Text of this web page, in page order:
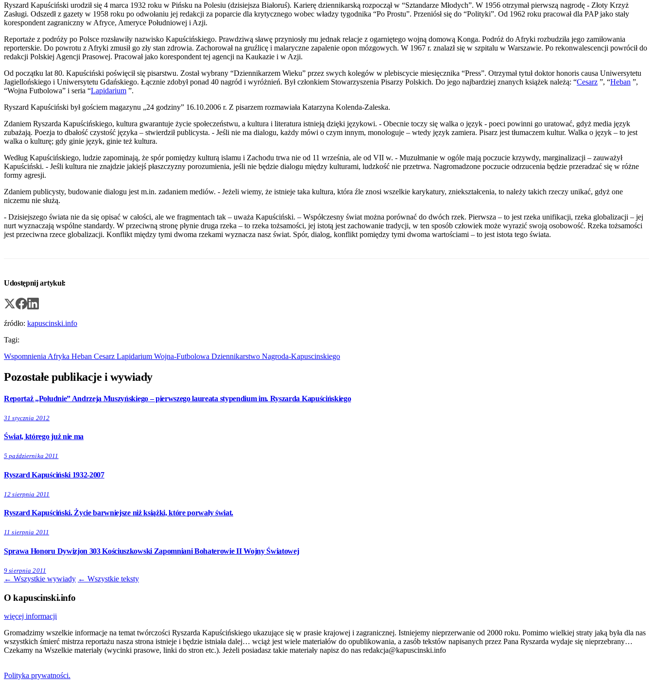
Ryszard Kapuściński urodził się 4 marca 1932 roku w Pińsku na Polesiu (dzisiejsza Białoruś). Karierę dziennikarską rozpoczął w “Sztandarze Młodych”. W 1956 otrzymał pierwszą nagrodę - Złoty Krzyż
Zasługi. Odszedł z gazety w 1958 roku po odwołaniu jej redakcji za poparcie dla krytycznego wobec władzy tygodnika “Po Prostu”. Przeniósł się do “Polityki”. Od 1962 roku pracował dla PAP jako stały
korespondent zagraniczny w Afryce, Ameryce Południowej i Azji.
Reportaże z podróży po Polsce rozsławiły nazwisko Kapuścińskiego. Prawdziwą sławę przyniosły mu jednak relacje z ogarniętego wojną domową Konga. Podróż do Afryki rozbudziła jego zamiłowania
reporterskie. Do powrotu z Afryki zmusił go zły stan zdrowia. Zachorował na gruźlicę i malaryczne zapalenie opon mózgowych. W 1967 r. znalazł się w szpitalu w Warszawie. Po rekonwalescencji powrócił do
redakcji Polskiej Agencji Prasowej. Pracował jako korespondent tej agencji na Kaukazie i w Azji.
Od początku lat 80. Kapuściński poświęcił się pisarstwu. Został wybrany “Dziennikarzem Wieku” przez swych kolegów w plebiscycie miesięcznika “Press”. Otrzymał tytuł doktor honoris causa Uniwersytetu
Jagiellońskiego i Uniwersytetu Gdańskiego. Łącznie zdobył ponad 40 nagród i wyróżnień. Był członkiem Stowarzyszenia Pisarzy Polskich. Do jego najbardziej znanych książek należą: “Cesarz ”, “Heban ”,
“Wojna Futbolowa” i seria “Lapidarium ”.
Ryszard Kapuściński był gościem magazynu „24 godziny” 16.10.2006 r. Z pisarzem rozmawiała Katarzyna Kolenda-Zaleska.
Zdaniem Ryszarda Kapuścińskiego, kultura gwarantuje życie społeczeństwu, a kultura i literatura istnieją dzięki językowi. - Obecnie toczy się walka o język - poeci powinni go uratować, gdyż media język
zubażają. Poezja to dbałość czystość języka – stwierdził publicysta. - Jeśli nie ma dialogu, każdy mówi o czym innym, monologuje – wtedy język zamiera. Pisarz jest tłumaczem kultur. Walka o język – to jest
walka o kulturę; gdy ginie język, ginie też kultura.
Według Kapuścińskiego, ludzie zapominają, że spór pomiędzy kulturą islamu i Zachodu trwa nie od 11 września, ale od VII w. - Muzułmanie w ogóle mają poczucie krzywdy, marginalizacji – zauważył
Kapuściński. - Jeśli kultura nie znajdzie jakiejś płaszczyzny porozumienia, jeśli nie będzie dialogu między kulturami, ludzkość nie przetrwa. Nagromadzone poczucie odrzucenia będzie przeradzać się w różne
formy agresji.
Zdaniem publicysty, budowanie dialogu jest m.in. zadaniem mediów. - Jeżeli wiemy, że istnieje taka kultura, która źle znosi wszelkie karykatury, zniekształcenia, to należy takich rzeczy unikać, gdyż one
niczemu nie służą.
- Dzisiejszego świata nie da się opisać w całości, ale we fragmentach tak – uważa Kapuściński. – Współczesny świat można porównać do dwóch rzek. Pierwsza – to jest rzeka unifikacji, rzeka globalizacji – jej
nurt wyznaczają wspólne standardy. W przeciwną stronę płynie druga rzeka – to rzeka tożsamości, jej istotą jest zachowanie tradycji, w ten sposób człowiek może wyrazić swoją osobowość. Rzeka tożsamości
jest przeciwna rzece globalizacji. Konflikt między tymi dwoma rzekami wyznacza nasz świat. Spór, dialog, konflikt pomiędzy tymi dwoma wartościami – to jest istota tego świata.
Udostępnij artykuł:
źródło: kapuscinski.info
Tagi:
Wspomnienia Afryka Heban Cesarz Lapidarium Wojna-Futbolowa Dziennikarstwo Nagroda-Kapuscinskiego
Pozostałe publikacje i wywiady
Reportaż „Południe” Andrzeja Muszyńskiego – pierwszego laureata stypendium im. Ryszarda Kapuścińskiego
31 stycznia 2012
Świat, którego już nie ma
5 października 2011
Ryszard Kapuściński 1932-2007
12 sierpnia 2011
Ryszard Kapuściński. Życie barwniejsze niż książki, które porwały świat.
11 sierpnia 2011
Sprawa Honoru Dywizjon 303 Kościuszkowski Zapomniani Bohaterowie II Wojny Światowej
9 sierpnia 2011
← Wszystkie wywiady ← Wszystkie teksty
O kapuscinski.info
więcej informacji
Gromadzimy wszelkie informacje na temat twórczości Ryszarda Kapuścińskiego ukazujące się w prasie krajowej i zagranicznej. Istniejemy nieprzerwanie od 2000 roku. Pomimo wielkiej straty jaką była dla nas
wszystkich śmierć mistrza reportażu nasza strona istnieje i będzie istniała dalej… wciąż jest wiele materiałów do opublikowania, a zasób tekstów napisanych przez Pana Ryszarda wydaje się nieprzebrany…
Czekamy na Wszelkie materiały (wycinki prasowe, linki do stron etc.). Jeżeli posiadasz takie materiały napisz do nas redakcja@kapuscinski.info
Polityka prywatności.